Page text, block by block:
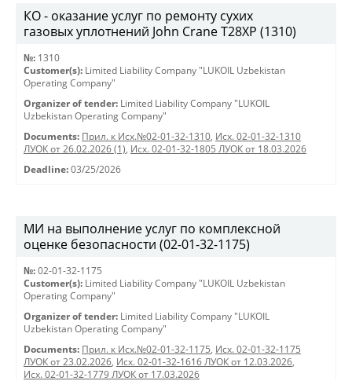
КО - оказание услуг по ремонту сухих
газовых уплотнений John Crane T28XP (1310)
№: 1310
Customer(s): Limited Liability Company "LUKOIL Uzbekistan
Operating Company"
Organizer of tender: Limited Liability Company "LUKOIL
Uzbekistan Operating Company"
Documents: Прил. к Исх.№02-01-32-1310, Исх. 02-01-32-1310
ЛУОК от 26.02.2026 (1), Исх. 02-01-32-1805 ЛУОК от 18.03.2026
Deadline: 03/25/2026
МИ на выполнение услуг по комплексной
оценке безопасности (02-01-32-1175)
№: 02-01-32-1175
Customer(s): Limited Liability Company "LUKOIL Uzbekistan
Operating Company"
Organizer of tender: Limited Liability Company "LUKOIL
Uzbekistan Operating Company"
Documents: Прил. к Исх.№02-01-32-1175, Исх. 02-01-32-1175
ЛУОК от 23.02.2026, Исх. 02-01-32-1616 ЛУОК от 12.03.2026,
Исх. 02-01-32-1779 ЛУОК от 17.03.2026